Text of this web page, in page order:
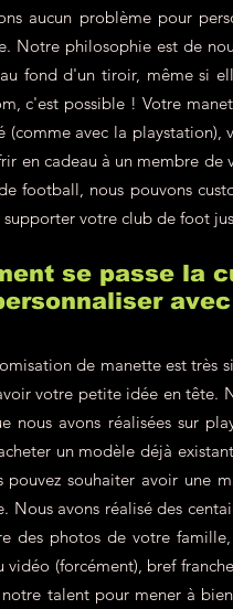
aucun problème pour
Notre philosophie est de
fond d'un tiroir, même si
c'est possible ! Votre
(comme avec la
en cadeau à un membre de
football, nous pouvons
supporter votre club de foot
se passe la
de manette est
votre petite idée en tête.
nous avons réalisées sur
un modèle déjà
pouvez souhaiter avoir une
Nous avons réalisé des
des photos de votre
(forcément), bref
talent pour mener à